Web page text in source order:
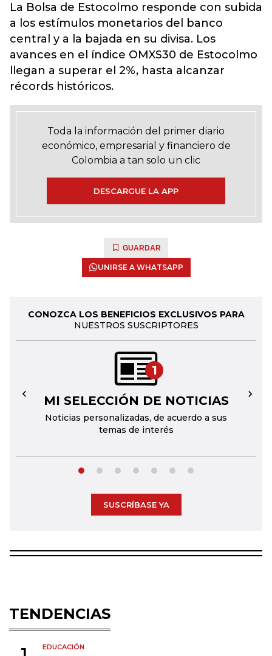
La Bolsa de Estocolmo responde con subida
a los estímulos monetarios del banco
central y a la bajada en su divisa. Los
avances en el índice OMXS30 de Estocolmo
llegan a superar el 2%, hasta alcanzar
récords históricos.
Toda la información del primer diario
económico, empresarial y financiero de
Colombia a tan solo un clic
DESCARGUE LA APP
GUARDAR
UNIRSE A WHATSAPP
CONOZCA LOS BENEFICIOS EXCLUSIVOS PARA
NUESTROS SUSCRIPTORES
1
MI SELECCIÓN DE NOTICIAS
Noticias personalizadas, de acuerdo a sus
temas de interés
← →
SUSCRÍBASE YA
TENDENCIAS
EDUCACIÓN